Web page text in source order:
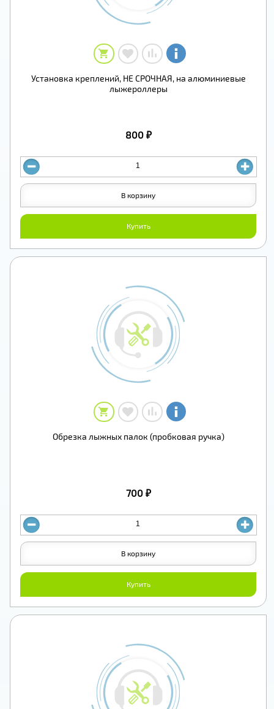
Установка креплений, НЕ СРОЧНАЯ, на алюминиевые
лыжероллеры
800 ₽
Купить
В корзину
Обрезка лыжных палок (пробковая ручка)
700 ₽
Купить
В корзину